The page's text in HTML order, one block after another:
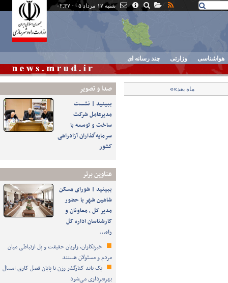
شنبه ۱۷ مرداد ۰۵ - ۰۲:۳۷
هواشناسی وزارتی چند رسانه ای
صدا و تصوير
ببینید | نشست
مدیرعامل شرکت
ساخت و توسعه با
سرمایه‌گذاران آزادراهی
کشور
عناوین برتر
ببینید | شورای مسکن
شاهین شهر با حضور
مدیر کل ، معاونان و
کارشناسان اداره کل
راه…
خبرنگاران، راویان حقیقت و پل ارتباطی میان
مردم و مسئولان هستند
یک باند کنارگذر رزن تا پایان فصل کاری امسال
بهره‌برداری می‌شود
ماه بعد»»